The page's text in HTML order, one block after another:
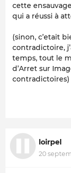
cette
qui a réussi à
(sinon, c’etait
contradictoire,
temps, tout le
d’Arret sur
contradictoires)
loirpel
20